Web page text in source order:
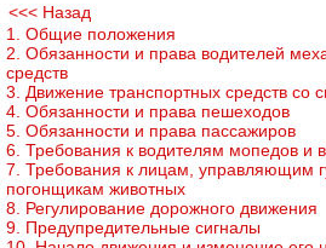
<<< Назад
1. Общие положения
2. Обязанности и права водителей
средств
3. Движение транспортных средств со
4. Обязанности и права пешеходов
5. Обязанности и права пассажиров
6. Требования к водителям мопедов и
7. Требования к лицам, управляющим
погонщикам животных
8. Регулирование дорожного движения
9. Предупредительные сигналы